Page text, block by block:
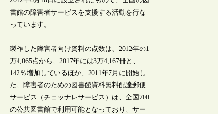
書館の障害者サービスを支援する活動を行な
っています。
製作した障害者向け資料の点数は、2012年の1
万4,065点から、2017年には3万4,167冊と、
142％増加しているほか、2011年7月に開始し
た、障害者のための図書館資料無料配達郵便
サービス（チェッナレサービス）は、全国700
の公共図書館で利用可能となっており、サー